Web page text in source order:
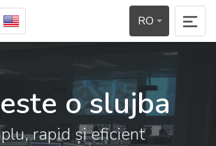
RO
o slujba
rapid și eficient